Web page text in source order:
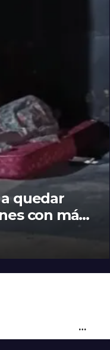
quedar
con más
apelará